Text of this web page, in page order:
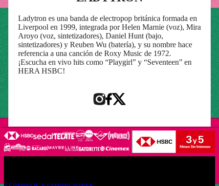
Ladytron es una banda de electropop británica formada en
Liverpool en 1999, integrada por Helen Marnie (voz), Mira
Aroyo (voz, sintetizadores), Daniel Hunt (bajo,
sintetizadores) y Reuben Wu (batería), y su nombre hace
referencia a una canción de Roxy Music de 1972.
¡Escucha en vivo hits como “Playgirl” y “Seventeen” en
HERA HSBC!